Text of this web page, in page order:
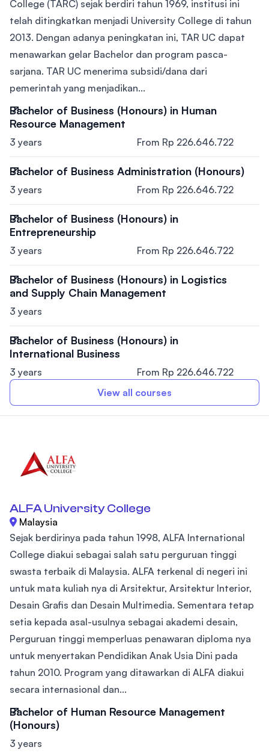
College (TARC) sejak berdiri tahun 1969, institusi ini
telah ditingkatkan menjadi University College di tahun
2013. Dengan adanya peningkatan ini, TAR UC dapat
menawarkan gelar Bachelor dan program pasca-
sarjana. TAR UC menerima subsidi/dana dari
pemerintah yang menjadikan...
Bachelor of Business (Honours) in Human
Resource Management
3 years From Rp 226.646.722
Bachelor of Business Administration (Honours)
3 years From Rp 226.646.722
Bachelor of Business (Honours) in
Entrepreneurship
3 years From Rp 226.646.722
Bachelor of Business (Honours) in Logistics
and Supply Chain Management
3 years
Bachelor of Business (Honours) in
International Business
3 years
From Rp 226.646.722
View all courses
ALFA University College
Malaysia
Sejak berdirinya pada tahun 1998, ALFA International
College diakui sebagai salah satu perguruan tinggi
swasta terbaik di Malaysia. ALFA terkenal di negeri ini
untuk mata kuliah nya di Arsitektur, Arsitektur Interior,
Desain Grafis dan Desain Multimedia. Sementara tetap
setia kepada asal-usulnya sebagai akademi desain,
Perguruan tinggi memperluas penawaran diploma nya
untuk menyertakan Pendidikan Anak Usia Dini pada
tahun 2010. Program yang ditawarkan di ALFA diakui
secara internasional dan...
Bachelor of Human Resource Management
(Honours)
3 years